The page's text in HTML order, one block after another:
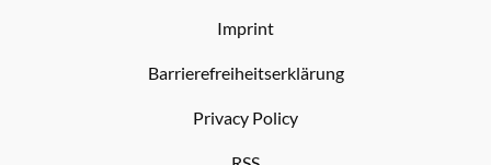
Imprint
Barrierefreiheitserklärung
Privacy Policy